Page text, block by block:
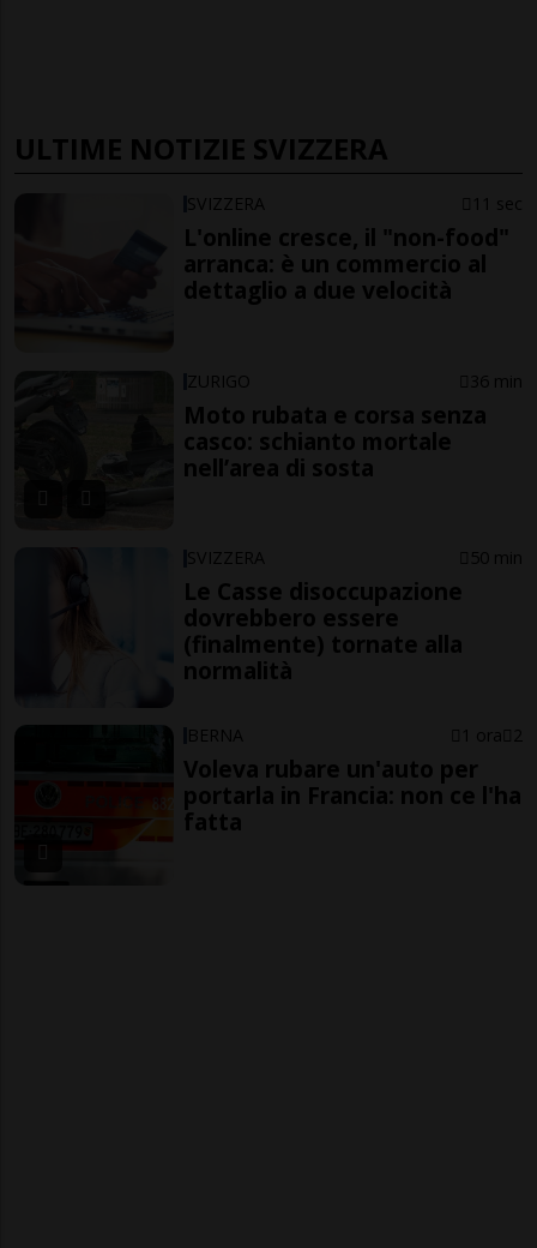
ULTIME NOTIZIE SVIZZERA
SVIZZERA 11 sec
L'online cresce, il "non-food"
arranca: è un commercio al
dettaglio a due velocità
ZURIGO 36 min
Moto rubata e corsa senza
casco: schianto mortale
nell’area di sosta
SVIZZERA 50 min
Le Casse disoccupazione
dovrebbero essere
(finalmente) tornate alla
normalità
BERNA 1 ora 2
Voleva rubare un'auto per
portarla in Francia: non ce l'ha
fatta